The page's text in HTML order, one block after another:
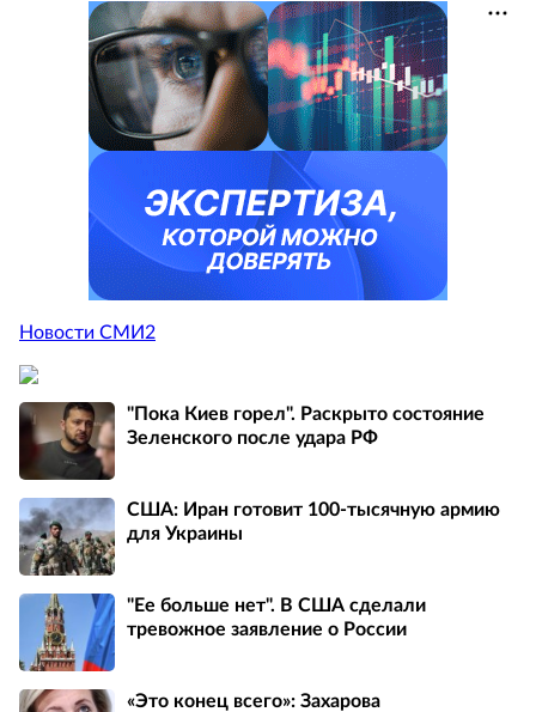
Новости СМИ2
"Пока Киев горел". Раскрыто состояние
Зеленского после удара РФ
США: Иран готовит 100-тысячную армию
для Украины
"Ее больше нет". В США сделали
тревожное заявление о России
«Это конец всего»: Захарова